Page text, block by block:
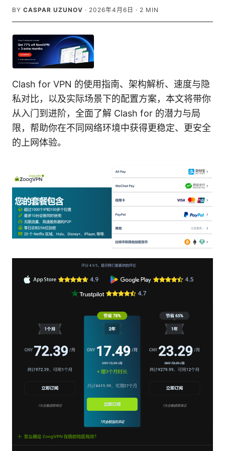
BY CASPAR UZUNOV · 2026年4月6日 · 2 MIN
Clash for VPN 的使用指南、架构解析、速度与隐
私对比，以及实际场景下的配置方案，本文将带你
从入门到进阶，全面了解 Clash for 的潜力与局
限，帮助你在不同网络环境中获得更稳定、更安全
的上网体验。